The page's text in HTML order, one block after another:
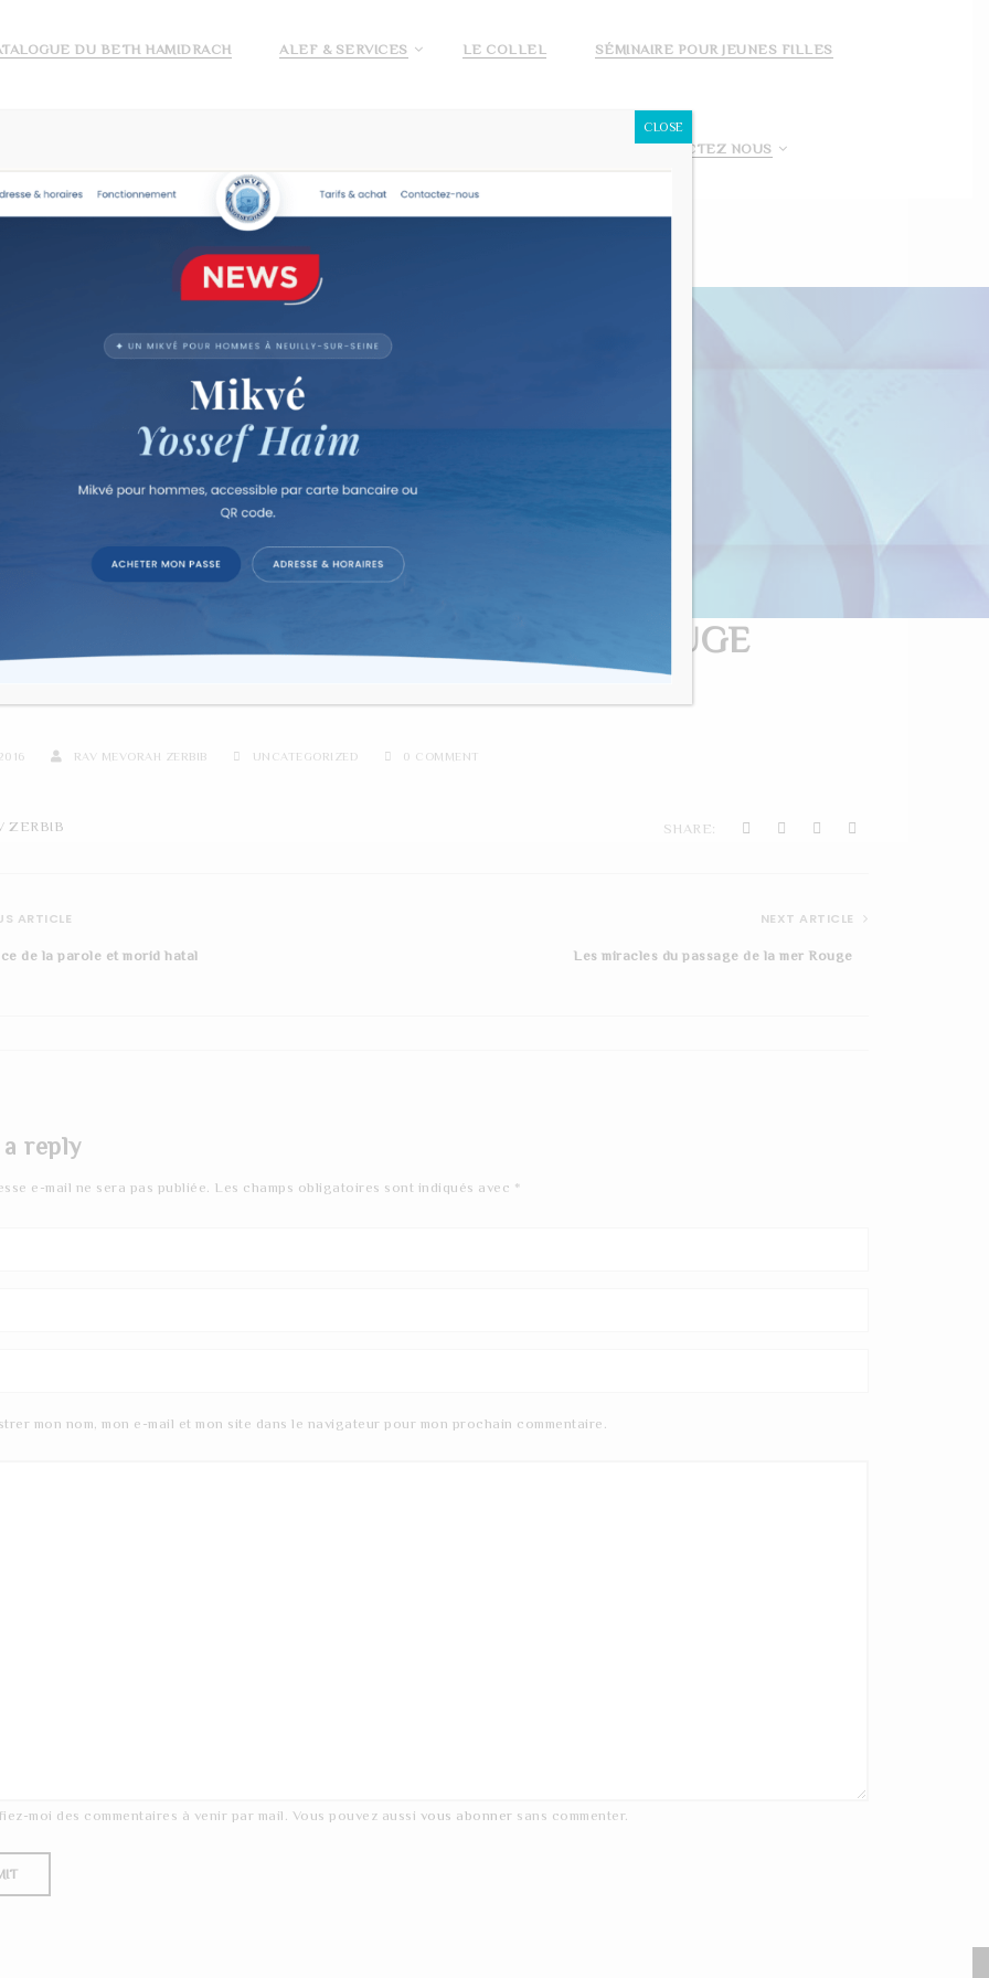
DU BETH HAMIDRACH ALEF & SERVICES LE COLLEL SÉMINAIRE POUR JEUNES FILLES
CONTACTEZ NOUS
d'étude sur texte dans la convivialité"
DU PASSAGE DE LA MER ROUGE
RAV MEVORAH ZERBIB UNCATEGORIZED 0 COMMENT
ZERBIB SHARE:
ARTICLE
de la parole et morid hatal
NEXT ARTICLE
Les miracles du passage de la mer Rouge
a reply
e-mail ne sera pas publiée. Les champs obligatoires sont indiqués avec *
mon nom, mon e-mail et mon site dans le navigateur pour mon prochain commentaire.
moi des commentaires à venir par mail. Vous pouvez aussi vous abonner sans commenter.
CLOSE